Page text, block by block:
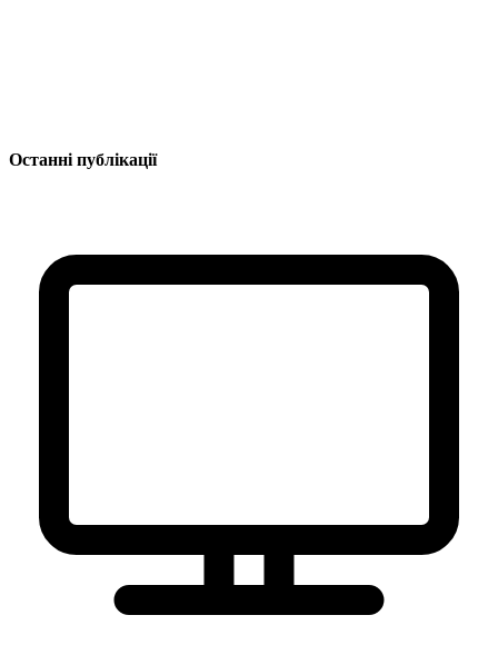
Останні публікації